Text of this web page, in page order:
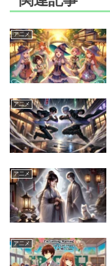
ア二メ
ア二メ
ア二メ
ア二メ